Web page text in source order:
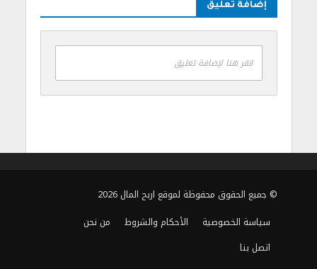
إضافة تعليق
انقر هنا لإضافة تعليق
© جميع الحقوق محفوظة لموقع اربح المال 2026
سياسة الخصوصية
الأحكام والشروط
من نحن
اتصل بنا